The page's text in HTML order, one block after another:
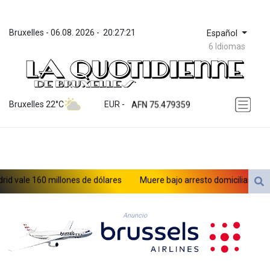
Bruxelles - 06.08. 2026 - 20:27:22 Español
6 Idiomas
Bruxelles 22°C EUR -
ZWL 371.095165
AED 4.232967
AFN 75.479359
ALL 93.095382
AUD 1.638336
AWG 2.074448
BAM 1.952566
BBD 2.320646
BDT 142.623742
BHD 0.434608
160 millones de dólares Muere bajo arresto domiciliario en
Anuncio